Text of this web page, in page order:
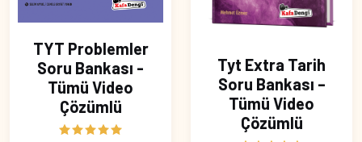
TYT Problemler
Soru Bankası -
Tümü Video
Çözümlü
Tyt Extra Tarih
Soru Bankası –
Tümü Video
Çözümlü